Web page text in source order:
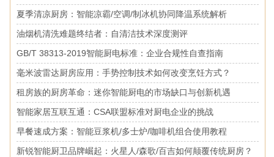
夏季清凉厨房：智能凉霸/空调/制冰机协同降温系统解析
油烟机清洗难题终结者：自清洁技术深度测评
GB/T 38313-2019智能厨电标准：企业合规性自查指南
毫米波雷达厨房应用：手势控制技术如何改变烹饪方式？
租房族的厨房革命：迷你智能厨电的市场缺口与创新机遇
智能家居互联互通：CSA联盟标准对厨电企业的挑战
早餐速成方案：智能豆浆机/多士炉/咖啡机组合使用教程
新锐智能厨卫品牌崛起：火星人/森歌/百吉如何颠覆传统厨房？